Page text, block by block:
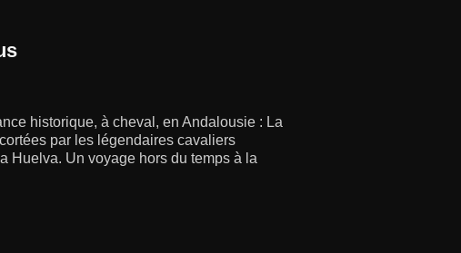
historique, à cheval, en Andalousie : La
par les légendaires cavaliers
Huelva. Un voyage hors du temps à la